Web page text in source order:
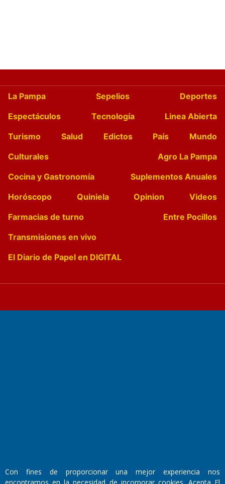
La Pampa Sepelios
Deportes
Espectáculos
Tecnología
Linea Abierta
Turismo
Salud Edictos País
Mundo
Culturales
Agro La Pampa
Cocina y Gastronomía
Suplementos Anuales
Horóscopo
Quiniela Opinion
Videos
Farmacias de turno
Entre Pocillos
Transmisiones en vivo
El Diario de Papel en DIGITAL
Con fines de proporcionar una mejor experiencia nos